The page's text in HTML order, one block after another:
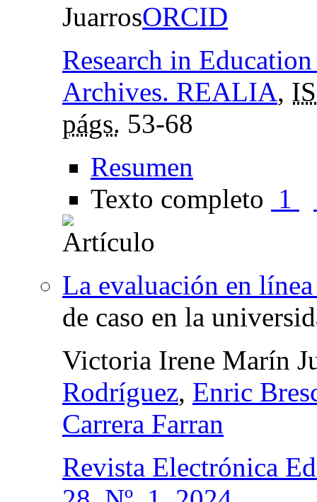
Juarros
Research in
Archives. REALIA,
págs. 53-68
Resumen
Texto completo 1
La evaluación en
de caso en la
Victoria Irene Marín
Rodríguez, Enric
Carrera Farran
Revista Electrónica